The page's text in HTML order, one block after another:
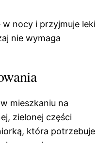
nocy i przyjmuje leki
nie wymaga
mieszkaniu na
zielonej części
która potrzebuje